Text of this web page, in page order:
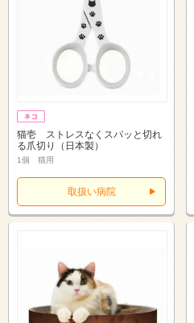
猫壱 ストレスなくスパッと切れ
る爪切り（日本製）
1個 猫用
取扱い病院